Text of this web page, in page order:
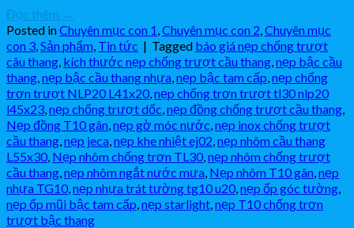
Đọc thêm →
Posted inChuyên mục con 1 Chuyên mục con 2 Chuyên mục
con 3 Sản phẩm Tin tức | Tagged báo giá nẹp chống trượt
câu thang kích thước nẹp chống trượt cầu thang nẹp bậc cầu
thang nẹp bậc cầu thang nhựa nẹp bậc tam cấp nẹp chống
trơn trượt NLP20 L41x20 nẹp chống trơn trượt tl30 nlp20
l45x23 nẹp chống trượt dốc nẹp đồng chống trượt cầu thang
Nẹp đồng T10 gân nẹp gờ móc nước nẹp inox chống trượt
cầu thang nẹp jeca nẹp khe nhiệt ej02 nẹp nhôm cầu thang
L55x30 Nẹp nhôm chống trơn TL30 nẹp nhôm chống trượt
cầu thang nẹp nhôm ngắt nước mưa Nẹp nhôm T10 gân nẹp
nhựa TG10 nẹp nhựa trát tường tg10 u20 nẹp ốp góc tường
nẹp ốp mũi bậc tam cấp nẹp starlight nẹp T10 chống trơn
trượt bậc thang